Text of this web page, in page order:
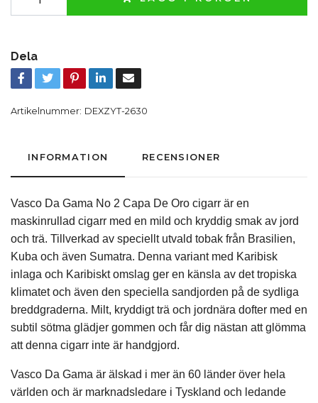
Dela
Artikelnummer: DEXZYT-2630
INFORMATION RECENSIONER
Vasco Da Gama No 2 Capa De Oro cigarr är en
maskinrullad cigarr med en mild och kryddig smak av jord
och trä. Tillverkad av speciellt utvald tobak från Brasilien,
Kuba och även Sumatra. Denna variant med Karibisk
inlaga och Karibiskt omslag ger en känsla av det tropiska
klimatet och även den speciella sandjorden på de sydliga
breddgraderna. Milt, kryddigt trä och jordnära dofter med en
subtil sötma glädjer gommen och får dig nästan att glömma
att denna cigarr inte är handgjord.
Vasco Da Gama är älskad i mer än 60 länder över hela
världen och är marknadsledare i Tyskland och ledande